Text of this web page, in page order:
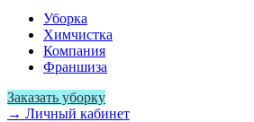
Уборка
Химчистка
Компания
Франшиза
Заказать уборку
→ Личный кабинет